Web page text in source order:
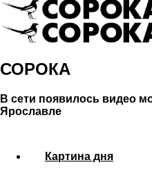
СОРОКА
В сети появилось видео
Ярославле
Картина дня